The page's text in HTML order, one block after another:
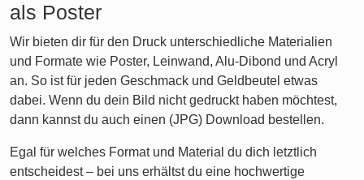
als Poster
Wir bieten dir für den Druck unterschiedliche Materialien
und Formate wie Poster, Leinwand, Alu-Dibond und Acryl
an. So ist für jeden Geschmack und Geldbeutel etwas
dabei. Wenn du dein Bild nicht gedruckt haben möchtest,
dann kannst du auch einen (JPG) Download bestellen.
Egal für welches Format und Material du dich letztlich
entscheidest – bei uns erhältst du eine hochwertige